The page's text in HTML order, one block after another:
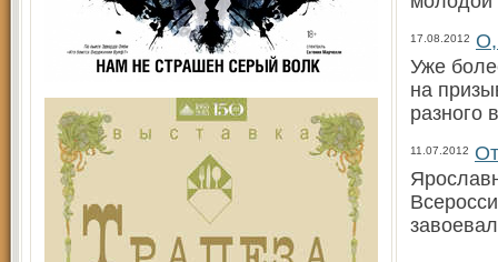
17.08.2012
О,
Уже
на
разного
11.07.2012